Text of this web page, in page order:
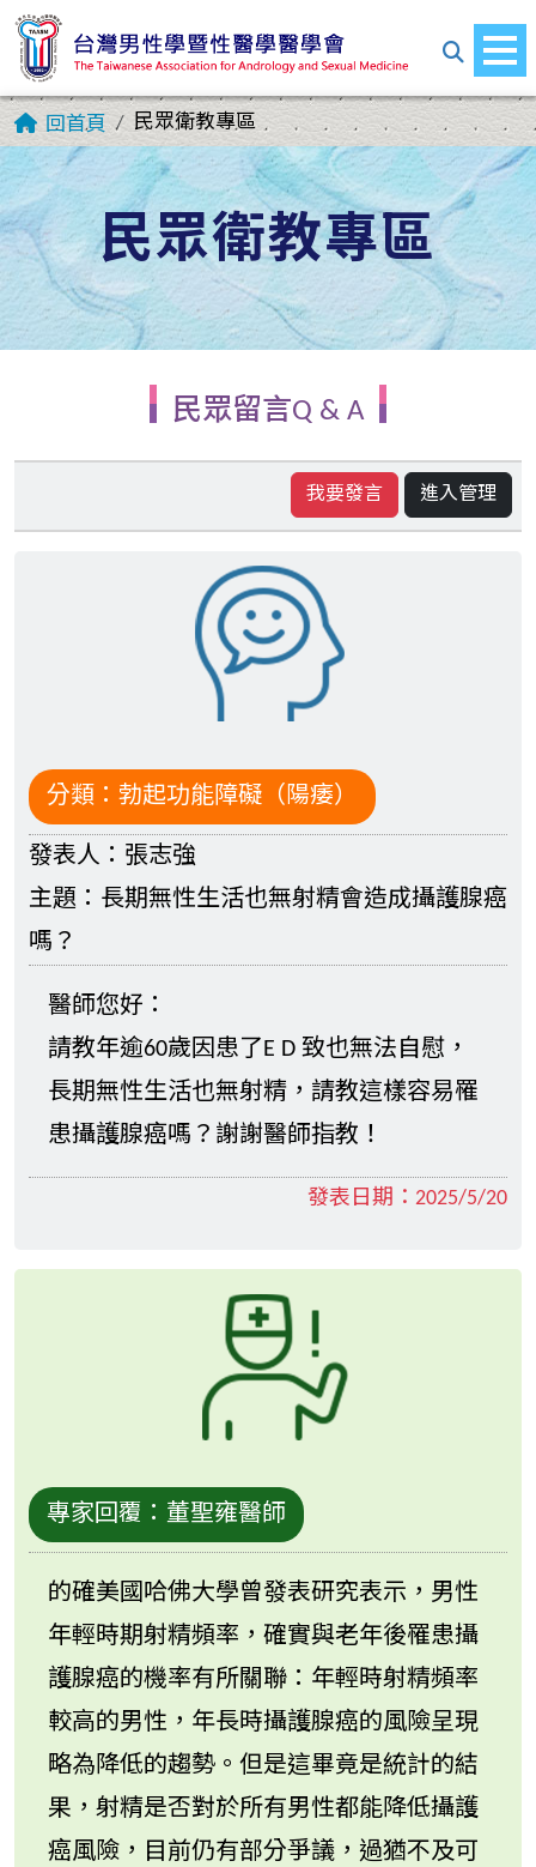
回首頁 民眾衛教專區
民眾衛教專區
民眾留言Q & A
我要發言 進入管理
分類： 勃起功能障礙（陽痿）
發表人： 張志強
主題： 長期無性生活也無射精會造成攝護腺癌
嗎？
醫師您好：
請教年逾60歲因患了E D 致也無法自慰，
長期無性生活也無射精，請教這樣容易罹
患攝護腺癌嗎？謝謝醫師指教！
發表日期： 2025/5/20
專家回覆： 董聖雍醫師
的確美國哈佛大學曾發表研究表示，男性
年輕時期射精頻率，確實與老年後罹患攝
護腺癌的機率有所關聯：年輕時射精頻率
較高的男性，年長時攝護腺癌的風險呈現
略為降低的趨勢。但是這畢竟是統計的結
果，射精是否對於所有男性都能降低攝護
癌風險，目前仍有部分爭議，過猶不及可